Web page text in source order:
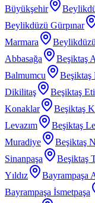
Büyükşehir
Beylikdüzü Gürpınar
Marmara
Abbasağa
Beşiktaş
Balmumcu
Beşiktaş
Dikilitaş
Beşiktaş
Konaklar
Beşiktaş
Levazım
Beşiktaş
Muradiye
Beşiktaş
Sinanpaşa
Beşiktaş
Yıldız
Bayrampaşa
Bayrampaşa İsmetpaşa